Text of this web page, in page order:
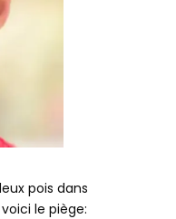
pois dans
le piège: